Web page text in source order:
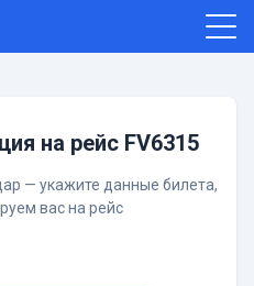
на рейс FV6315
— укажите данные билета,
вас на рейс